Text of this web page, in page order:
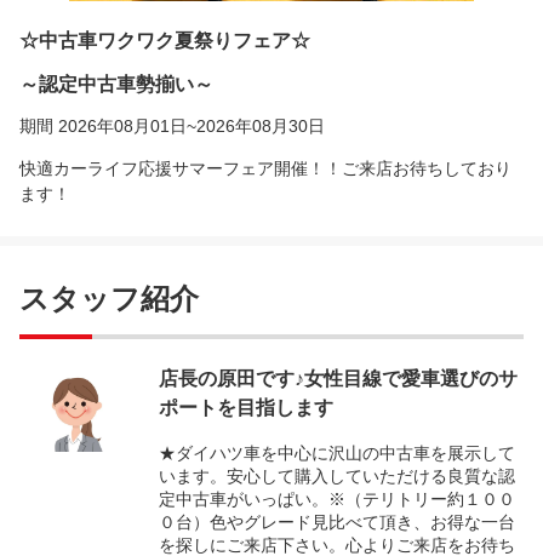
☆中古車ワクワク夏祭りフェア☆
～認定中古車勢揃い～
期間 2026年08月01日~2026年08月30日
快適カーライフ応援サマーフェア開催！！ご来店お待ちしており
ます！
スタッフ紹介
店長の原田です♪女性目線で愛車選びのサ
ポートを目指します
★ダイハツ車を中心に沢山の中古車を展示して
います。安心して購入していただける良質な認
定中古車がいっぱい。※（テリトリー約１００
０台）色やグレード見比べて頂き、お得な一台
を探しにご来店下さい。心よりご来店をお待ち